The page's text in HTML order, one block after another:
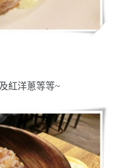
紅洋蔥等等~